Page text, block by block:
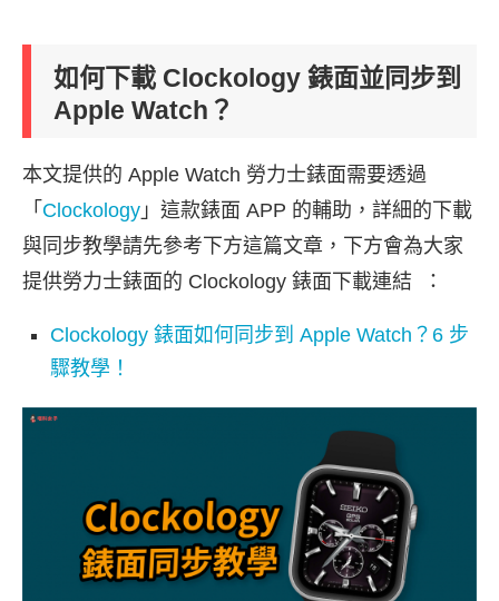
如何下載 Clockology 錶面並同步到
Apple Watch？
本文提供的 Apple Watch 勞力士錶面需要透過
「 Clockology 」這款錶面 APP 的輔助，詳細的下載
與同步教學請先參考下方這篇文章，下方會為大家
提供勞力士錶面的 Clockology 錶面下載連結 ：
Clockology 錶面如何同步到 Apple Watch？6 步
驟教學！